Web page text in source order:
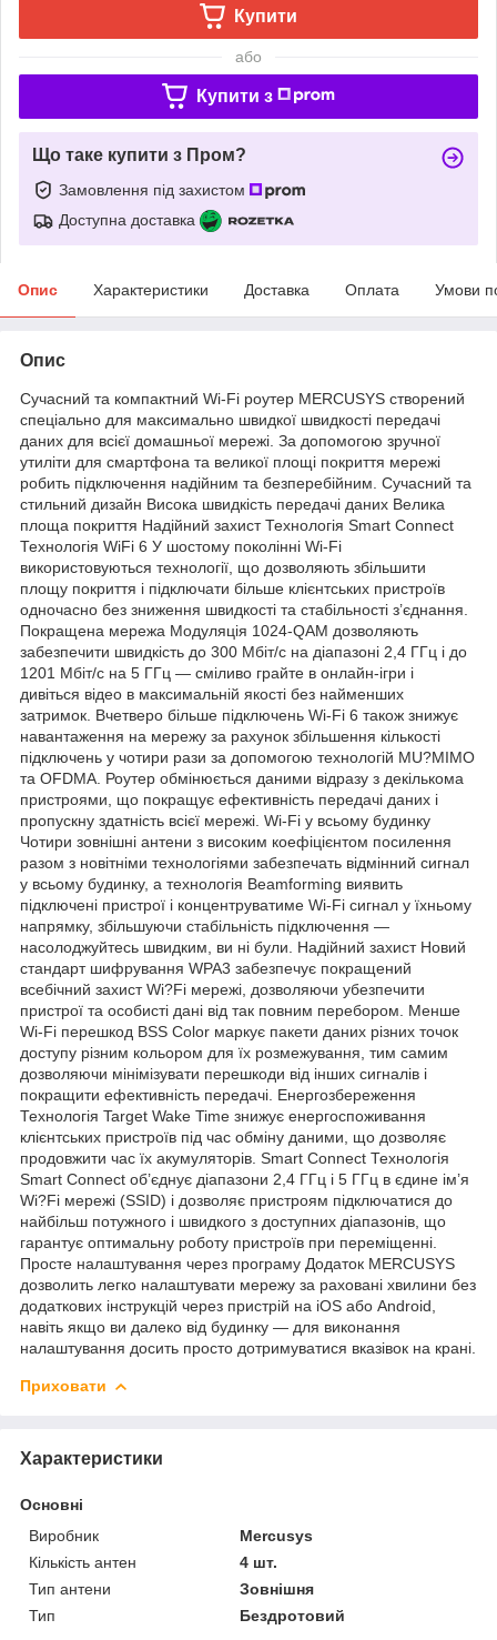
Купити
або
Купити з
Що таке купити з Пром?
Замовлення під захистом
Доступна доставка
Опис Характеристики Доставка Оплата Умови
Опис
Сучасний та компактний Wi-Fi роутер MERCUSYS створений
спеціально для максимально швидкої швидкості передачі
даних для всієї домашньої мережі. За допомогою зручної
утиліти для смартфона та великої площі покриття мережі
робить підключення надійним та безперебійним. Сучасний та
стильний дизайн Висока швидкість передачі даних Велика
площа покриття Надійний захист Технологія Smart Connect
Технологія WiFi 6 У шостому поколінні Wi-Fi
використовуються технології, що дозволяють збільшити
площу покриття і підключати більше клієнтських пристроїв
одночасно без зниження швидкості та стабільності з’єднання.
Покращена мережа Модуляція 1024-QAM дозволяють
забезпечити швидкість до 300 Мбіт/с на діапазоні 2,4 ГГц і до
1201 Мбіт/с на 5 ГГц — сміливо грайте в онлайн-ігри і
дивіться відео в максимальній якості без найменших
затримок. Вчетверо більше підключень Wi-Fi 6 також знижує
навантаження на мережу за рахунок збільшення кількості
підключень у чотири рази за допомогою технологій MU?MIMO
та OFDMA. Роутер обмінюється даними відразу з декількома
пристроями, що покращує ефективність передачі даних і
пропускну здатність всієї мережі. Wi-Fi у всьому будинку
Чотири зовнішні антени з високим коефіцієнтом посилення
разом з новітніми технологіями забезпечать відмінний сигнал
у всьому будинку, а технологія Beamforming виявить
підключені пристрої і концентруватиме Wi-Fi сигнал у їхньому
напрямку, збільшуючи стабільність підключення —
насолоджуйтесь швидким, ви ні були. Надійний захист Новий
стандарт шифрування WPA3 забезпечує покращений
всебічний захист Wi?Fi мережі, дозволяючи убезпечити
пристрої та особисті дані від так повним перебором. Менше
Wi-Fi перешкод BSS Color маркує пакети даних різних точок
доступу різним кольором для їх розмежування, тим самим
дозволяючи мінімізувати перешкоди від інших сигналів і
покращити ефективність передачі. Енергозбереження
Технологія Target Wake Time знижує енергоспоживання
клієнтських пристроїв під час обміну даними, що дозволяє
продовжити час їх акумуляторів. Smart Connect Технологія
Smart Connect об’єднує діапазони 2,4 ГГц і 5 ГГц в єдине ім’я
Wi?Fi мережі (SSID) і дозволяє пристроям підключатися до
найбільш потужного і швидкого з доступних діапазонів, що
гарантує оптимальну роботу пристроїв при переміщенні.
Просте налаштування через програму Додаток MERCUSYS
дозволить легко налаштувати мережу за раховані хвилини без
додаткових інструкцій через пристрій на iOS або Android,
навіть якщо ви далеко від будинку — для виконання
налаштування досить просто дотримуватися вказівок на крані.
Приховати
Характеристики
Основні
Виробник
Mercusys
Кількість антен
4 шт.
Тип антени
Зовнішня
Тип
Бездротовий